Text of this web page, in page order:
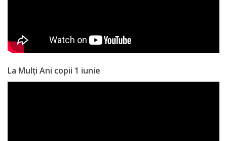
Transparență
Achiziții
publice
La Mulți Ani copii 1 iunie